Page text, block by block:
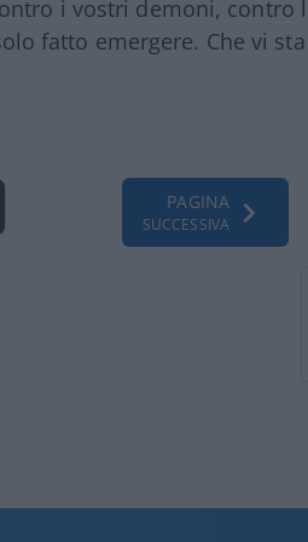
i vostri demoni, contro
fatto emergere. Che vi
PAGINA
SUCCESSIVA